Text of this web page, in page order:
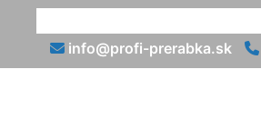
info@profi-prerabka.sk